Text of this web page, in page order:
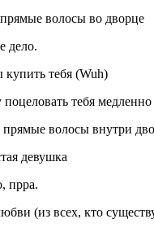
волосы во дворце
дело.
купить тебя (Wuh)
тебя
волосы внутри
девушка
прра.
(из всех, кто